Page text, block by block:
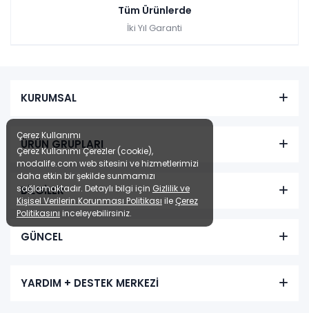
Tüm Ürünlerde
İki Yıl Garanti
KURUMSAL
ÜRÜN GRUPLARI
BİLGİLER
GÜNCEL
YARDIM + DESTEK MERKEZİ
Çerez Kullanımı
Çerez Kullanımı Çerezler (cookie),
modalife.com web sitesini ve hizmetlerimizi
daha etkin bir şekilde sunmamızı
sağlamaktadır. Detaylı bilgi için Gizlilik ve
Kişisel Verilerin Korunması Politikası ile Çerez
Politikasını inceleyebilirsiniz.